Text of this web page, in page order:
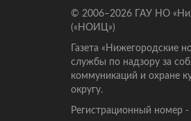
© 2006–2026 ГАУ НО
(«НОИЦ»)
Газета «Нижегородские
службы по надзору за
коммуникаций и охране
округу.
Регистрационный номер